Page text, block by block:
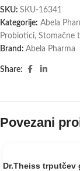
SKU: SKU-16341
Kategorije: Abela
Probiotici, Stomačne
Brand: Abela Pharma
Share:
Povezani
Dr.Theiss trputčev